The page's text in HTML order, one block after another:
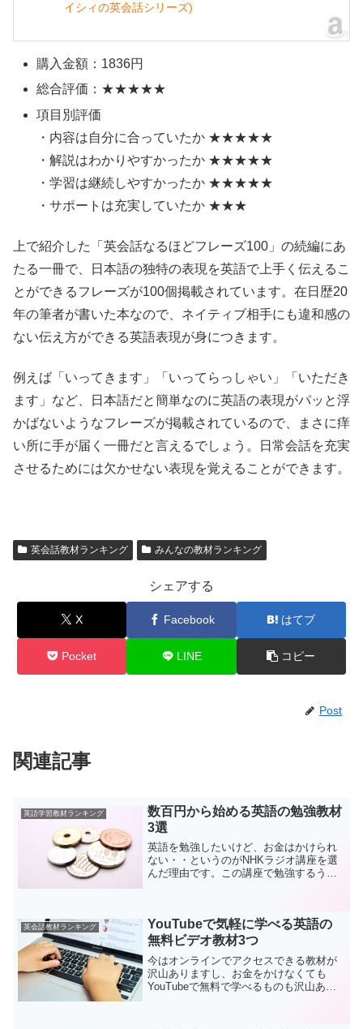
イシィの英会話シリーズ)
購入金額：1836円
総合評価：★★★★★
項目別評価
・内容は自分に合っていたか ★★★★★
・解説はわかりやすかったか ★★★★★
・学習は継続しやすかったか ★★★★★
・サポートは充実していたか ★★★
上で紹介した「英会話なるほどフレーズ100」の続編にあ
たる一冊で、日本語の独特の表現を英語で上手く伝えるこ
とができるフレーズが100個掲載されています。在日歴20
年の筆者が書いた本なので、ネイティブ相手にも違和感の
ない伝え方ができる英語表現が身につきます。
例えば「いってきます」「いってらっしゃい」「いただき
ます」など、日本語だと簡単なのに英語の表現がパッと浮
かばないようなフレーズが掲載されているので、まさに痒
い所に手が届く一冊だと言えるでしょう。日常会話を充実
させるためには欠かせない表現を覚えることができます。
英会話教材ランキング みんなの教材ランキング
シェアする
X Facebook はてブ
Pocket LINE コピー
Post
関連記事
英語学習教材ランキング
数百円から始める英語の勉強教材
3選
英語を勉強したいけど、お金はかけられ
ない・・というのがNHKラジオ講座を選
んだ理由です。この講座で勉強するうち
たり・・、これらの教材...
英会話教材ランキング
YouTubeで気軽に学べる英語の
無料ビデオ教材3つ
今はオンラインでアクセスできる教材が
沢山ありますし、お金をかけなくても
YouTubeで無料で学べるものも沢山あり